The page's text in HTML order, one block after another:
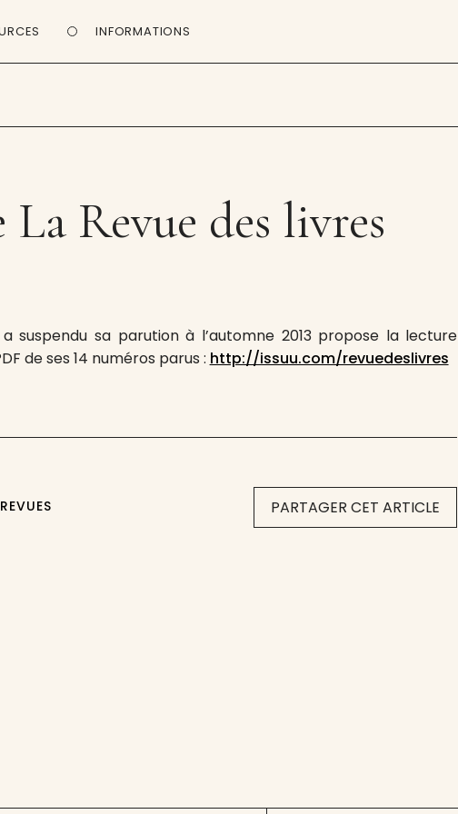
INFORMATIONS
La Revue des livres
suspendu sa parution à l’automne 2013 propose la lecture
de ses 14 numéros parus : http://issuu.com/revuedeslivres
PARTAGER CET ARTICLE